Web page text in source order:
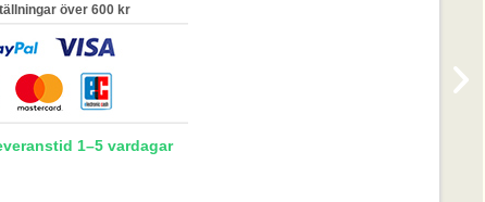
över 600 kr
1–5 vardagar